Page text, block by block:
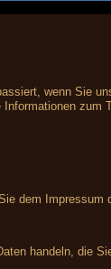
wenn Sie
zum
dem Impressum
handeln, die